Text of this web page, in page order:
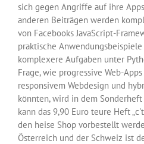
sich gegen Angriffe auf ihre
anderen Beiträgen werden
von Facebooks JavaScript-
praktische
komplexere Aufgaben unter
Frage, wie progressive Web-
responsivem Webdesign und
könnten, wird in dem
kann das 9,90 Euro teure Heft
den heise Shop vorbestellt
Österreich und der Schweiz ist